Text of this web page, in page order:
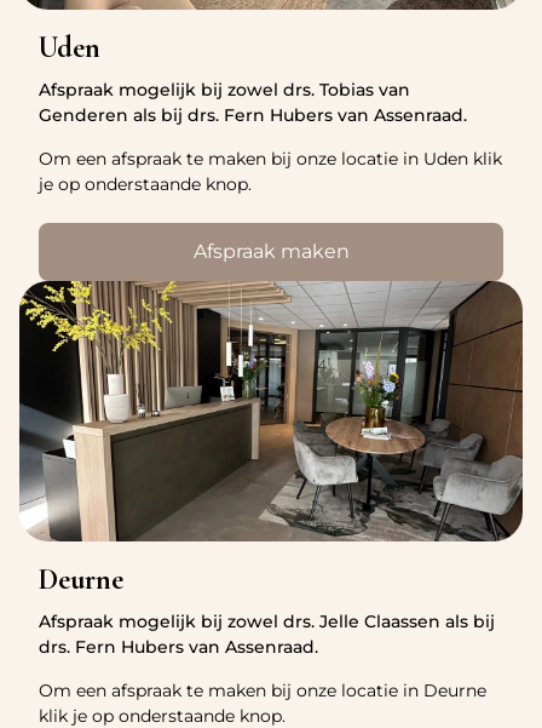
Uden
Afspraak mogelijk bij zowel drs. Tobias van
Genderen als bij drs. Fern Hubers van Assenraad.
Om een afspraak te maken bij onze locatie in Uden klik
je op onderstaande knop.
Afspraak maken
Deurne
Afspraak mogelijk bij zowel drs. Jelle Claassen als bij
drs. Fern Hubers van Assenraad.
Om een afspraak te maken bij onze locatie in Deurne
klik je op onderstaande knop.